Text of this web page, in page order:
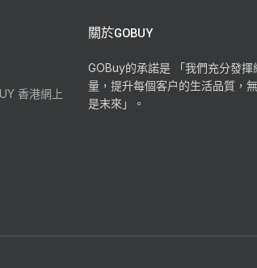
香港網上
關於GOBUY
GOBuy的承諾是 「我們充分發揮
量，提升每個客户的生活品質，
是末來」。